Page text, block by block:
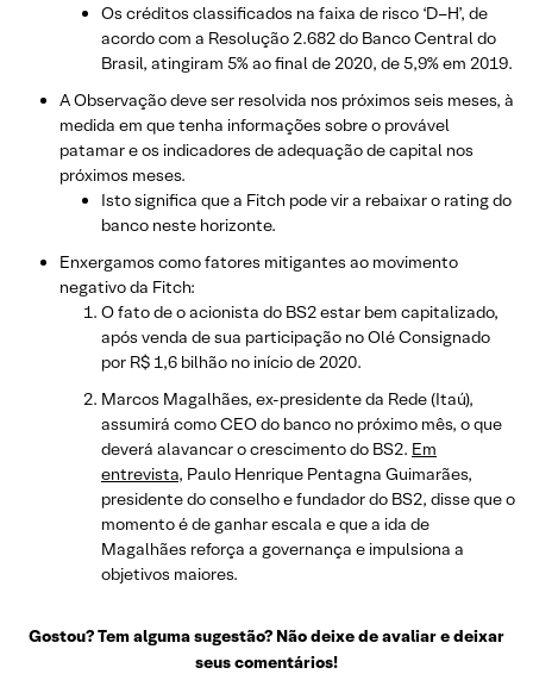
Os créditos classificados na faixa de risco ‘D–H’, de
acordo com a Resolução 2.682 do Banco Central do
Brasil, atingiram 5% ao final de 2020, de 5,9% em 2019.
A Observação deve ser resolvida nos próximos seis meses, à
medida em que tenha informações sobre o provável
patamar e os indicadores de adequação de capital nos
próximos meses.
Isto significa que a Fitch pode vir a rebaixar o rating do
banco neste horizonte.
Enxergamos como fatores mitigantes ao movimento
negativo da Fitch:
O fato de o acionista do BS2 estar bem capitalizado,
após venda de sua participação no Olé Consignado
por R$ 1,6 bilhão no início de 2020.
Marcos Magalhães, ex-presidente da Rede (Itaú),
assumirá como CEO do banco no próximo mês, o que
deverá alavancar o crescimento do BS2. Em
entrevista, Paulo Henrique Pentagna Guimarães,
presidente do conselho e fundador do BS2, disse que o
momento é de ganhar escala e que a ida de
Magalhães reforça a governança e impulsiona a
objetivos maiores.
Gostou? Tem alguma sugestão? Não deixe de avaliar e deixar
seus comentários!